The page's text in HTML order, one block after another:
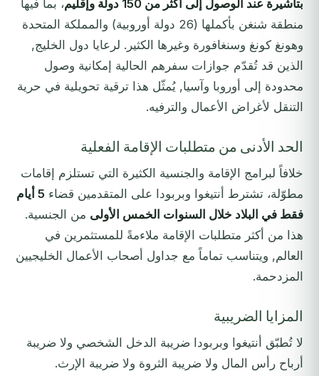
بتأشيرة عند الوصول إلى أكثر من 150 دولة وإقليم
، بما فيها
منطقة شنغن بأكملها (26 دولة أوروبية) والمملكة المتحدة
وهونغ كونغ وسنغافورة وغيرها الكثير. لرعايا دول الخليج,
الذين قد تُقدّم جوازات سفرهم الحالية إمكانية وصول
محدودة إلى أوروبا وآسيا, يُمثّل هذا ترقية تحويلية في حرية
التنقل لأغراض الأعمال والترفيه.
الحد الأدنى من متطلبات الإقامة الفعلية
خلافاً لبرامج الإقامة والجنسية الكثيرة التي تستلزم إقامات
مطوّلة، تشترط أنتيغوا وبربودا على المتقدمين قضاء
5 أيام
فقط في البلاد خلال السنوات الخمس الأولى من الجنسية.
هذا من أكثر متطلبات الإقامة ملاءمةً للمستثمرين في
العالم, ويتناسب تماماً مع جداول أصحاب الأعمال الخليجيين
المزدحمة.
المزايا الضريبية
لا تُطبّق أنتيغوا وبربودا ضريبة الدخل الشخصي ولا ضريبة
أرباح رأس المال ولا ضريبة الثروة ولا ضريبة الإرث.